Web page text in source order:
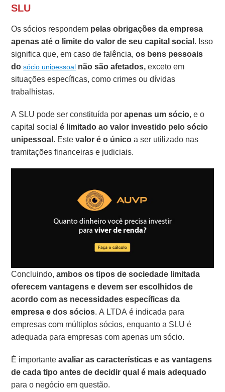
SLU
Os sócios respondem pelas obrigações da empresa
apenas até o limite do valor de seu capital social. Isso
significa que, em caso de falência,os bens pessoais
dosócio unipessoal não são afetados,exceto em
situações específicas, como crimes ou dívidas
trabalhistas.
A SLU pode ser constituída porapenas um sócio, e o
capital socialé limitado ao valor investido pelo sócio
unipessoal. Estevalor é o únicoa ser utilizado nas
tramitações financeiras e judiciais.
Concluindo,ambos os tipos de sociedade limitada
oferecem vantagens e devem ser escolhidos de
acordo com as necessidades específicas da
empresa e dos sócios. A LTDA é indicada para
empresas com múltiplos sócios, enquanto a SLU é
adequada para empresas com apenas um sócio.
É importanteavaliar as características e as vantagens
de cada tipo antes de decidir qual é mais adequado
para o negócio em questão.